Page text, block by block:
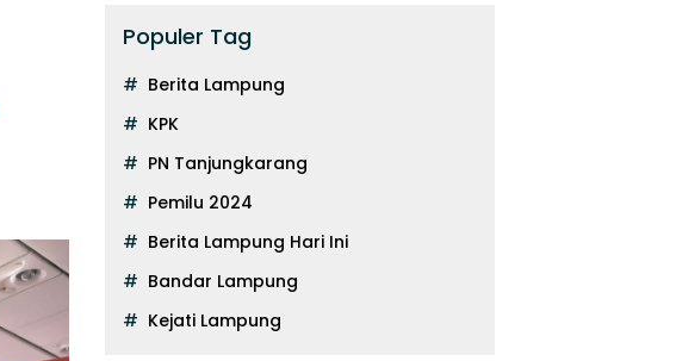
Populer Tag
Berita Lampung
KPK
PN Tanjungkarang
Pemilu 2024
Berita Lampung Hari Ini
Bandar Lampung
Kejati Lampung